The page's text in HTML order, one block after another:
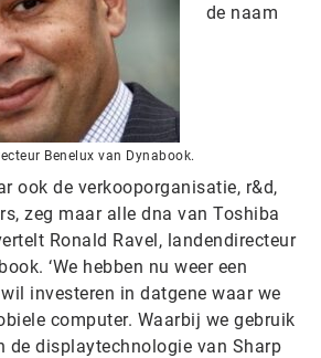
Benelux van Dynabook.
de naam
ook de verkooporganisatie, r&d,
zeg maar alle dna van Toshiba
Ronald Ravel, landendirecteur
‘We hebben nu weer een
investeren in datgene waar we
computer. Waarbij we gebruik
de displaytechnologie van Sharp